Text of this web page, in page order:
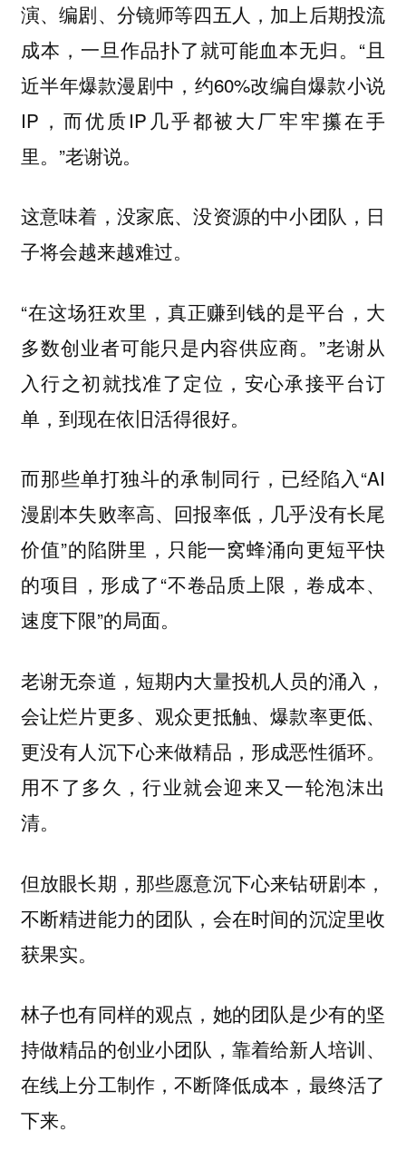
演、编剧、分镜师等四五人，加上后期投流
成本，一旦作品扑了就可能血本无归。“且
近半年爆款漫剧中，约60%改编自爆款小说
IP，而优质IP几乎都被大厂牢牢攥在手
里。”老谢说。
这意味着，没家底、没资源的中小团队，日
子将会越来越难过。
“在这场狂欢里，真正赚到钱的是平台，大
多数创业者可能只是内容供应商。”老谢从
入行之初就找准了定位，安心承接平台订
单，到现在依旧活得很好。
而那些单打独斗的承制同行，已经陷入“AI
漫剧本失败率高、回报率低，几乎没有长尾
价值”的陷阱里，只能一窝蜂涌向更短平快
的项目，形成了“不卷品质上限，卷成本、
速度下限”的局面。
老谢无奈道，短期内大量投机人员的涌入，
会让烂片更多、观众更抵触、爆款率更低、
更没有人沉下心来做精品，形成恶性循环。
用不了多久，行业就会迎来又一轮泡沫出
清。
但放眼长期，那些愿意沉下心来钻研剧本，
不断精进能力的团队，会在时间的沉淀里收
获果实。
林子也有同样的观点，她的团队是少有的坚
持做精品的创业小团队，靠着给新人培训、
在线上分工制作，不断降低成本，最终活了
下来。